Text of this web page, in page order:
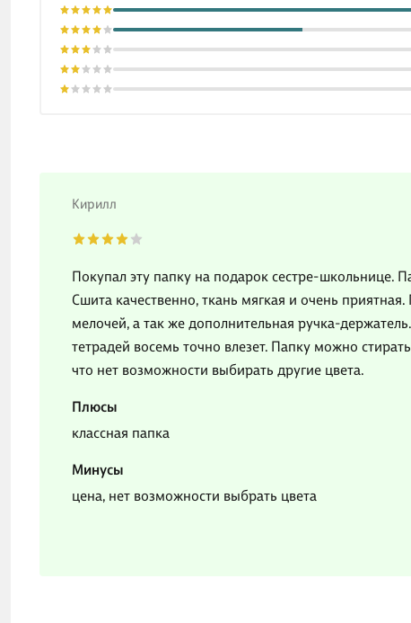
Кирилл
Покупал эту папку на подарок сестре-школьнице.
Сшита качественно, ткань мягкая и очень
мелочей, а так же дополнительная ручка-
тетрадей восемь точно влезет. Папку можно
что нет возможности выбирать другие цвета.
Плюсы
классная папка
Минусы
цена, нет возможности выбрать цвета